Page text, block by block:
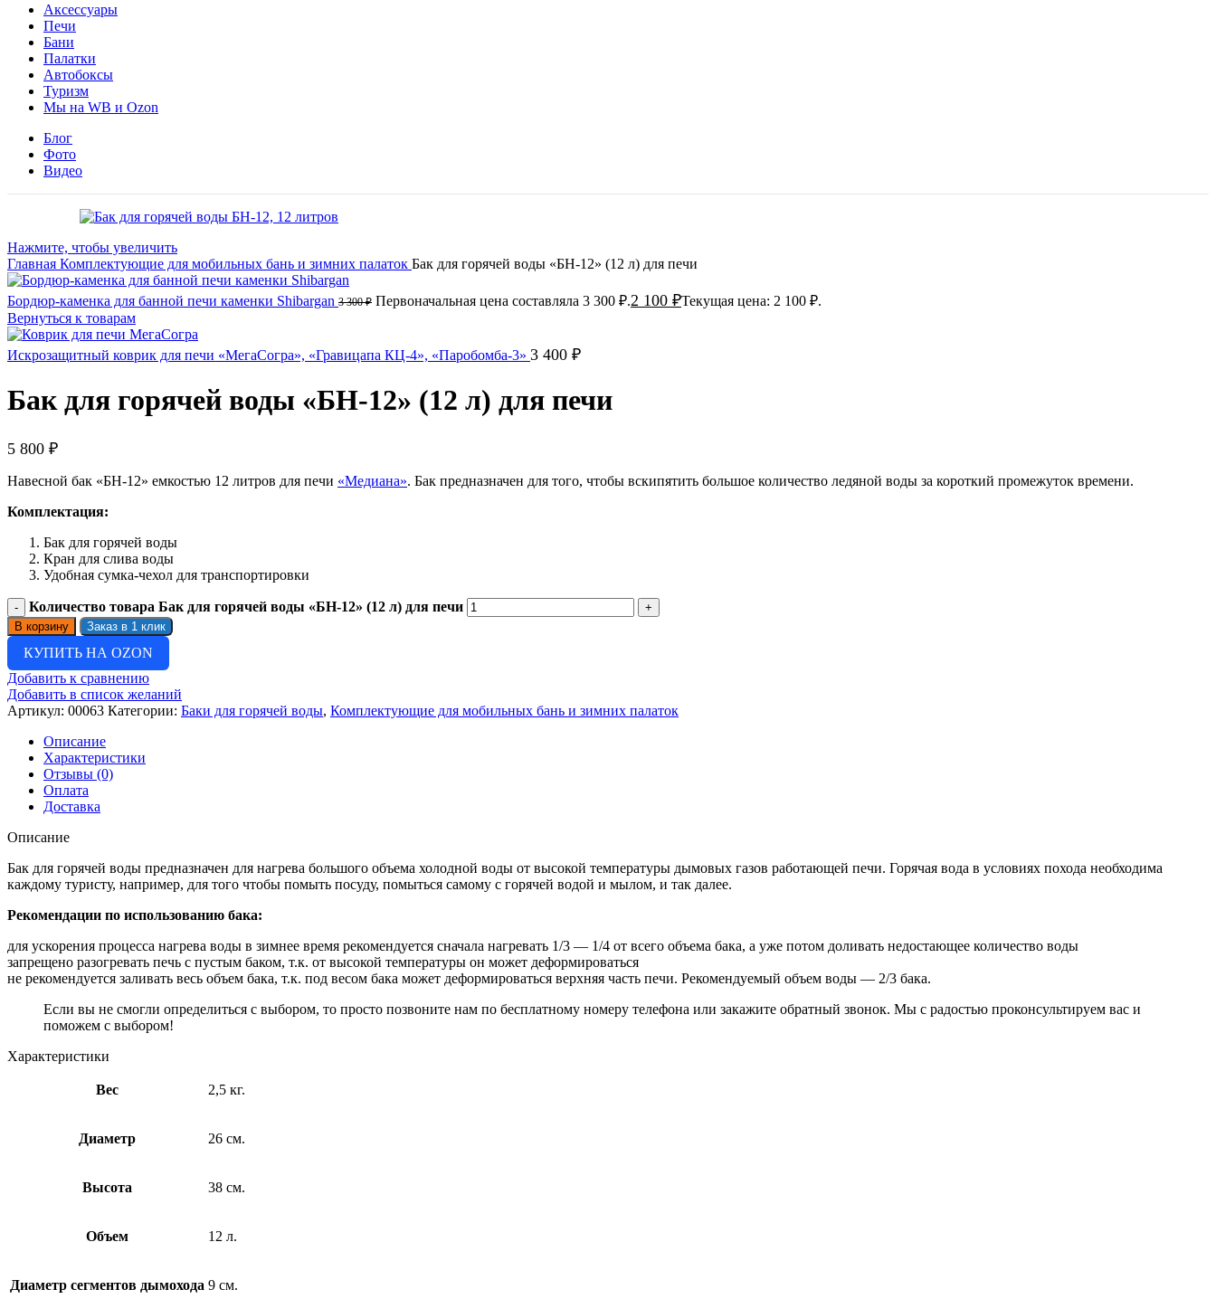
Аксессуары
Печи
Бани
Палатки
Автобоксы
Туризм
Мы на WB и Ozon
Блог
Фото
Видео
Нажмите, чтобы увеличить
Главная Комплектующие для мобильных бань и зимних палаток Бак для горячей воды «БН-12» (12 л) для печи
Бордюр-каменка для банной печи каменки Shibargan 3 300₽ Первоначальная цена составляла 3 300 ₽.2 100 ₽Текущая цена: 2 100 ₽.
Вернуться к товарам
Искрозащитный коврик для печи «МегаСогра», «Гравицапа КЦ-4», «Паробомба-3» 3 400 ₽
Бак для горячей воды «БН-12» (12 л) для печи
5 800 ₽
Навесной бак «БН-12» емкостью 12 литров для печи «Медиана». Бак предназначен для того, чтобы вскипятить большое количество ледяной воды за короткий промежуток времени.
Комплектация:
Бак для горячей воды
Кран для слива воды
Удобная сумка-чехол для транспортировки
Количество товара Бак для горячей воды «БН-12» (12 л) для печи
В корзину Заказ в 1 клик
КУПИТЬ НА OZON
Добавить к сравнению
Добавить в список желаний
Артикул: 00063 Категории: Баки для горячей воды, Комплектующие для мобильных бань и зимних палаток
Описание
Характеристики
Отзывы (0)
Оплата
Доставка
Описание
Бак для горячей воды предназначен для нагрева большого объема холодной воды от высокой температуры дымовых газов работающей печи. Горячая вода в условиях похода необходима
каждому туристу, например, для того чтобы помыть посуду, помыться самому с горячей водой и мылом, и так далее.
Рекомендации по использованию бака:
для ускорения процесса нагрева воды в зимнее время рекомендуется сначала нагревать 1/3 — 1/4 от всего объема бака, а уже потом доливать недостающее количество воды
запрещено разогревать печь с пустым баком, т.к. от высокой температуры он может деформироваться
не рекомендуется заливать весь объем бака, т.к. под весом бака может деформироваться верхняя часть печи. Рекомендуемый объем воды — 2/3 бака.
Если вы не смогли определиться с выбором, то просто позвоните нам по бесплатному номеру телефона или закажите обратный звонок. Мы с радостью проконсультируем вас и
поможем с выбором!
Характеристики
Вес 2,5 кг.
Диаметр 26 см.
Высота 38 см.
Объем 12 л.
Диаметр сегментов дымохода 9 см.